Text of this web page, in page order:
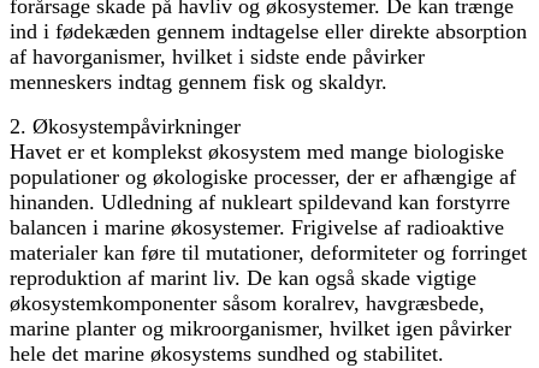
forårsage skade på havliv og økosystemer. De kan trænge
ind i fødekæden gennem indtagelse eller direkte absorption
af havorganismer, hvilket i sidste ende påvirker
menneskers indtag gennem fisk og skaldyr.
2. Økosystempåvirkninger
Havet er et komplekst økosystem med mange biologiske
populationer og økologiske processer, der er afhængige af
hinanden. Udledning af nukleart spildevand kan forstyrre
balancen i marine økosystemer. Frigivelse af radioaktive
materialer kan føre til mutationer, deformiteter og forringet
reproduktion af marint liv. De kan også skade vigtige
økosystemkomponenter såsom koralrev, havgræsbede,
marine planter og mikroorganismer, hvilket igen påvirker
hele det marine økosystems sundhed og stabilitet.